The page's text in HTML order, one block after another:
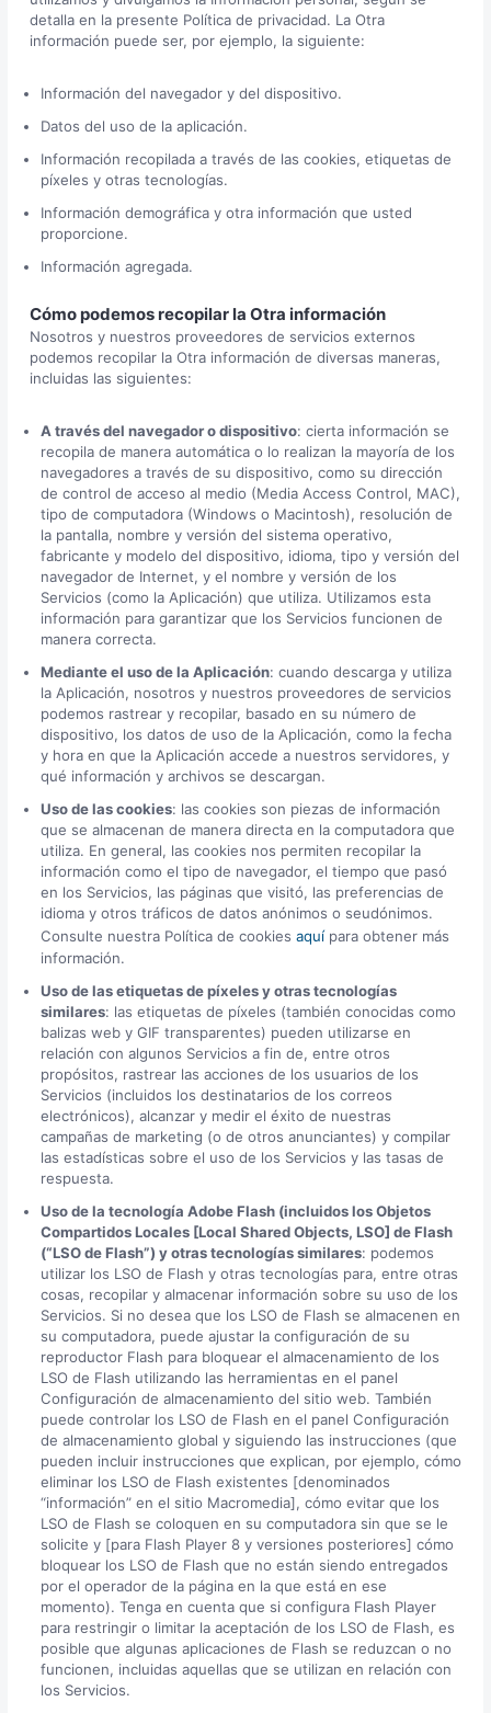
detalla en la presente Política de privacidad. La Otra
información puede ser, por ejemplo, la siguiente:
Información del navegador y del dispositivo.
Datos del uso de la aplicación.
Información recopilada a través de las cookies, etiquetas de
píxeles y otras tecnologías.
Información demográfica y otra información que usted
proporcione.
Información agregada.
Cómo podemos recopilar la Otra información
Nosotros y nuestros proveedores de servicios externos
podemos recopilar la Otra información de diversas maneras,
incluidas las siguientes:
A través del navegador o dispositivo: cierta información se
recopila de manera automática o lo realizan la mayoría de los
navegadores a través de su dispositivo, como su dirección
de control de acceso al medio (Media Access Control, MAC),
tipo de computadora (Windows o Macintosh), resolución de
la pantalla, nombre y versión del sistema operativo,
fabricante y modelo del dispositivo, idioma, tipo y versión del
navegador de Internet, y el nombre y versión de los
Servicios (como la Aplicación) que utiliza. Utilizamos esta
información para garantizar que los Servicios funcionen de
manera correcta.
Mediante el uso de la Aplicación: cuando descarga y utiliza
la Aplicación, nosotros y nuestros proveedores de servicios
podemos rastrear y recopilar, basado en su número de
dispositivo, los datos de uso de la Aplicación, como la fecha
y hora en que la Aplicación accede a nuestros servidores, y
qué información y archivos se descargan.
Uso de las cookies: las cookies son piezas de información
que se almacenan de manera directa en la computadora que
utiliza. En general, las cookies nos permiten recopilar la
información como el tipo de navegador, el tiempo que pasó
en los Servicios, las páginas que visitó, las preferencias de
idioma y otros tráficos de datos anónimos o seudónimos.
Consulte nuestra Política de cookies aquípara obtener más
información.
Uso de las etiquetas de píxeles y otras tecnologías
similares: las etiquetas de píxeles (también conocidas como
balizas web y GIF transparentes) pueden utilizarse en
relación con algunos Servicios a fin de, entre otros
propósitos, rastrear las acciones de los usuarios de los
Servicios (incluidos los destinatarios de los correos
electrónicos), alcanzar y medir el éxito de nuestras
campañas de marketing (o de otros anunciantes) y compilar
las estadísticas sobre el uso de los Servicios y las tasas de
respuesta.
Uso de la tecnología Adobe Flash (incluidos los Objetos
Compartidos Locales [Local Shared Objects, LSO] de Flash
(“LSO de Flash”) y otras tecnologías similares: podemos
utilizar los LSO de Flash y otras tecnologías para, entre otras
cosas, recopilar y almacenar información sobre su uso de los
Servicios. Si no desea que los LSO de Flash se almacenen en
su computadora, puede ajustar la configuración de su
reproductor Flash para bloquear el almacenamiento de los
LSO de Flash utilizando las herramientas en el panel
Configuración de almacenamiento del sitio web. También
puede controlar los LSO de Flash en el panel Configuración
de almacenamiento global y siguiendo las instrucciones (que
pueden incluir instrucciones que explican, por ejemplo, cómo
eliminar los LSO de Flash existentes [denominados
“información” en el sitio Macromedia], cómo evitar que los
LSO de Flash se coloquen en su computadora sin que se le
solicite y [para Flash Player 8 y versiones posteriores] cómo
bloquear los LSO de Flash que no están siendo entregados
por el operador de la página en la que está en ese
momento). Tenga en cuenta que si configura Flash Player
para restringir o limitar la aceptación de los LSO de Flash, es
posible que algunas aplicaciones de Flash se reduzcan o no
funcionen, incluidas aquellas que se utilizan en relación con
los Servicios.